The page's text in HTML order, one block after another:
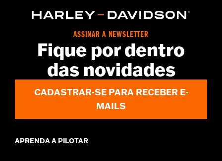
WARRANTY:1 year limited warranty – Go towww.h-
for full details
ASSINAR A NEWSLETTER
Fique por dentro
das novidades
CADASTRAR-SE PARA RECEBER E-
MAILS
APRENDA A PILOTAR